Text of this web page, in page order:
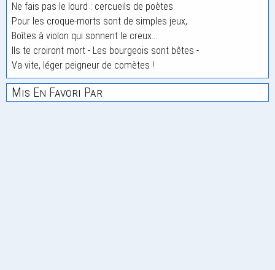
Ne fais pas le lourd : cercueils de poètes
Pour les croque-morts sont de simples jeux,
Boîtes à violon qui sonnent le creux...
Ils te croiront mort - Les bourgeois sont bêtes -
Va vite, léger peigneur de comètes !
Mis En Favori Par